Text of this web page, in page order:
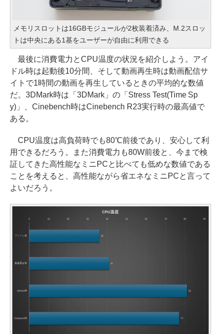
メモリスロットは16GBモジュールが2枚装着済み、M.2スロッ
トは中央にある1基をユーザーが自由に利用できる
最後に消費電力とCPU温度の状況を紹介しよう。アイ
ドル時は起動後10分間、そして動画再生時は動画配信サ
イトで1時間の動画を再生しているときの平均的な数値
だ。3DMark時は「3DMark」の「Stress Test(Time Sp
y)」、Cinebench時はCinebench R23実行時の最高値で
ある。
CPU温度は高負荷時でも80℃前後であり、安心して利
用できるだろう。また消費電力も80W前後と、今まで検
証してきた高性能なミニPCと比べても低めな数値である
ことを考えると、高性能ながら省エネなミニPCと言って
よいだろう。